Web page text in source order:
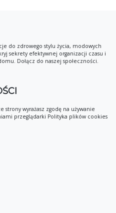
do zdrowego stylu życia, modowych
sekrety efektywnej organizacji czasu i
Dołącz do naszej społeczności.
strony wyrażasz zgodę na używanie
przeglądarki Polityka plików cookies